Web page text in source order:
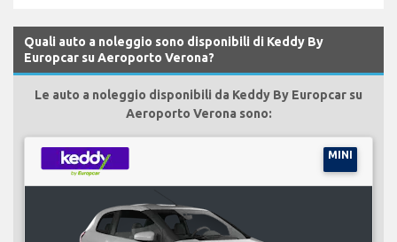
Quali auto a noleggio sono disponibili di Keddy By
Europcar su Aeroporto Verona?
Le auto a noleggio disponibili da Keddy By Europcar su
Aeroporto Verona sono:
MINI